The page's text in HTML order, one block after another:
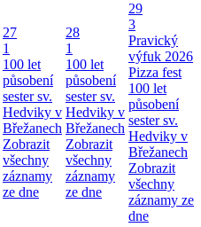
27
1
100 let
působení
sester sv.
Hedviky v
Břežanech
Zobrazit
všechny
záznamy
ze dne
28
1
100 let
působení
sester sv.
Hedviky v
Břežanech
Zobrazit
všechny
záznamy
ze dne
29
3
Pravický
výfuk 2026
Pizza fest
100 let
působení
sester sv.
Hedviky v
Břežanech
Zobrazit
všechny
záznamy ze
dne